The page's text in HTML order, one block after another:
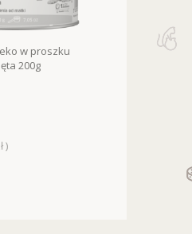
w proszku
200g
)